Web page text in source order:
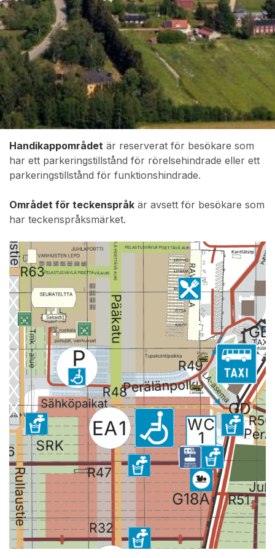
Handikappområdet är reserverat för besökare som
har ett parkeringstillstånd för rörelsehindrade eller ett
parkeringstillstånd för funktionshindrade.
Området för teckenspråk är avsett för besökare som
har teckenspråksmärket.